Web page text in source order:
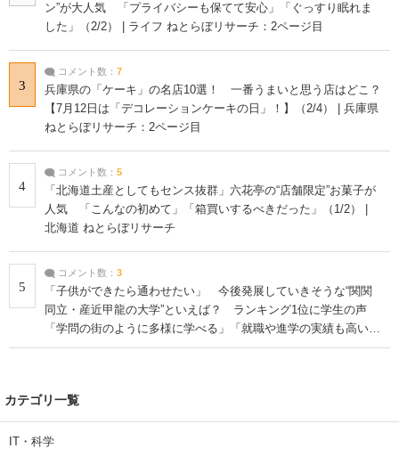
ン”が大人気 「プライバシーも保てて安心」「ぐっすり眠れま
した」（2/2） | ライフ ねとらぼリサーチ：2ページ目
3
コメント数： 7
兵庫県の「ケーキ」の名店10選！ 一番うまいと思う店はどこ？
【7月12日は「デコレーションケーキの日」！】（2/4） | 兵庫県
ねとらぼリサーチ：2ページ目
4
コメント数： 5
「北海道土産としてもセンス抜群」六花亭の“店舗限定”お菓子が
人気 「こんなの初めて」「箱買いするべきだった」（1/2） |
北海道 ねとらぼリサーチ
5
コメント数： 3
「子供ができたら通わせたい」 今後発展していきそうな“関関
同立・産近甲龍の大学”といえば？ ランキング1位に学生の声
「学問の街のように多様に学べる」「就職や進学の実績も高い」
| 大学 ねとらぼリサーチ
カテゴリ一覧
IT・科学